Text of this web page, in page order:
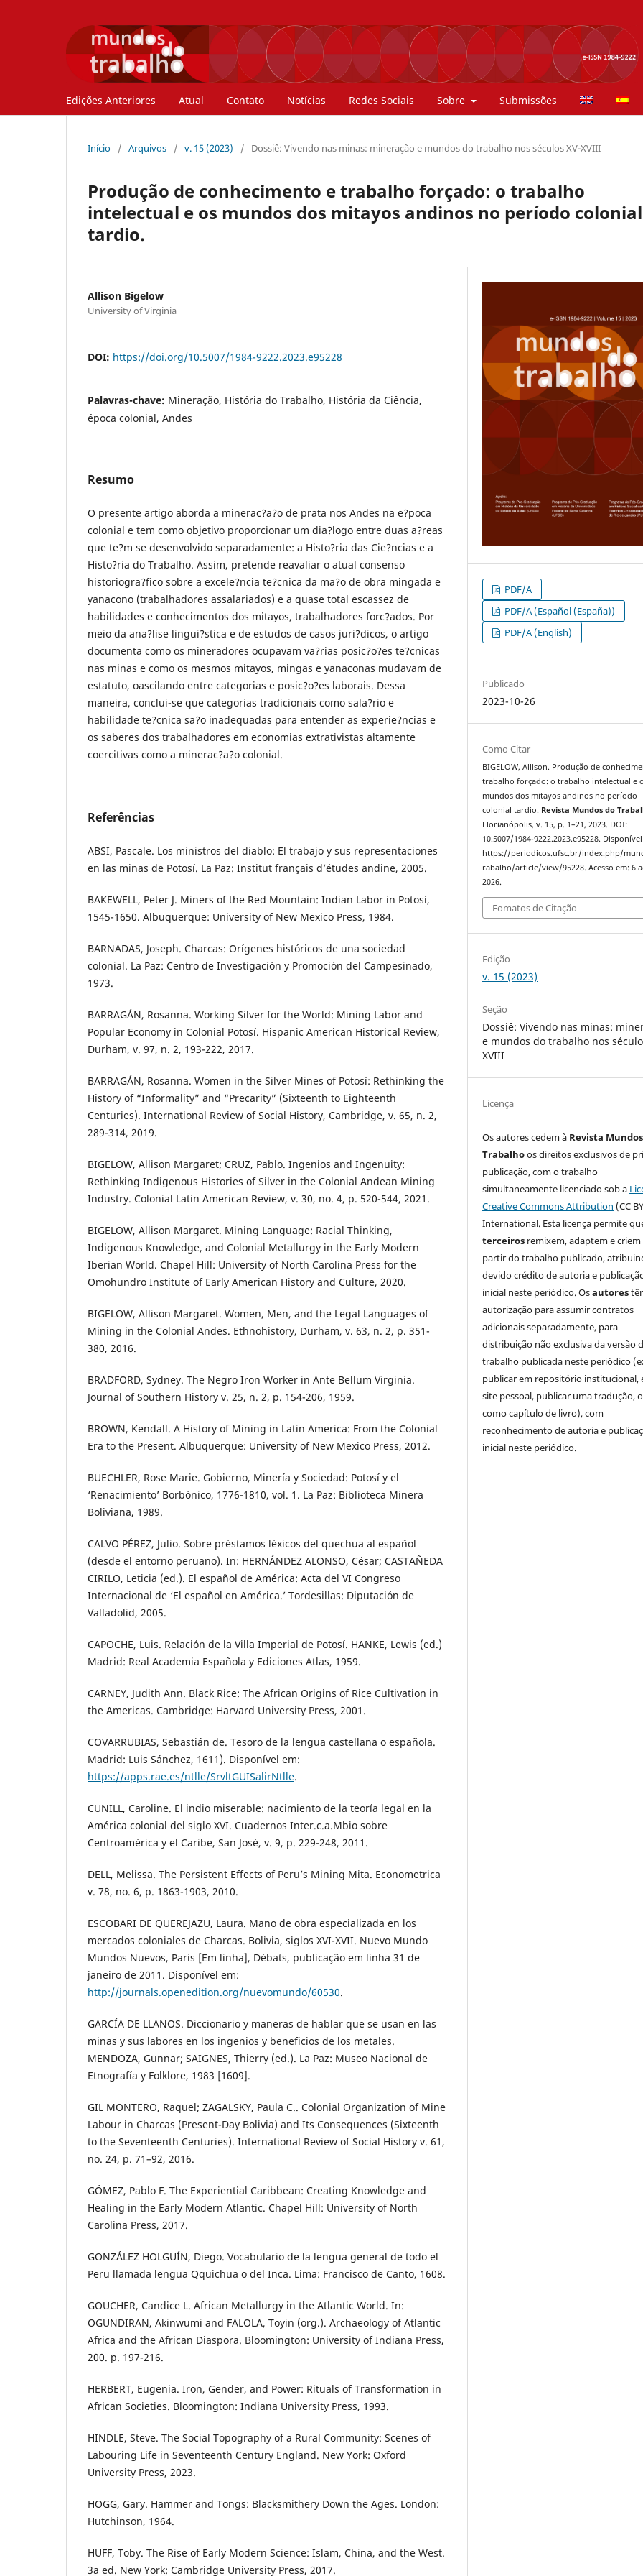
Edições Anteriores Atual Contato Notícias Redes Sociais Sobre Submissões
Início / Arquivos / v. 15 (2023) / Dossiê: Vivendo nas minas: mineração e mundos do trabalho nos séculos XV-XVIII
Produção de conhecimento e trabalho forçado: o trabalho
intelectual e os mundos dos mitayos andinos no período colonial
tardio.
Allison Bigelow
University of Virginia
DOI: https://doi.org/10.5007/1984-9222.2023.e95228
Palavras-chave: Mineração, História do Trabalho, História da Ciência,
época colonial, Andes
Resumo
O presente artigo aborda a minerac?a?o de prata nos Andes na e?poca
colonial e tem como objetivo proporcionar um dia?logo entre duas a?reas
que te?m se desenvolvido separadamente: a Histo?ria das Cie?ncias e a
Histo?ria do Trabalho. Assim, pretende reavaliar o atual consenso
historiogra?fico sobre a excele?ncia te?cnica da ma?o de obra mingada e
yanacono (trabalhadores assalariados) e a quase total escassez de
habilidades e conhecimentos dos mitayos, trabalhadores forc?ados. Por
meio da ana?lise lingui?stica e de estudos de casos juri?dicos, o artigo
documenta como os mineradores ocupavam va?rias posic?o?es te?cnicas
nas minas e como os mesmos mitayos, mingas e yanaconas mudavam de
estatuto, oascilando entre categorias e posic?o?es laborais. Dessa
maneira, conclui-se que categorias tradicionais como sala?rio e
habilidade te?cnica sa?o inadequadas para entender as experie?ncias e
os saberes dos trabalhadores em economias extrativistas altamente
coercitivas como a minerac?a?o colonial.
Referências
ABSI, Pascale. Los ministros del diablo: El trabajo y sus representaciones
en las minas de Potosí. La Paz: Institut français d’études andine, 2005.
BAKEWELL, Peter J. Miners of the Red Mountain: Indian Labor in Potosí,
1545-1650. Albuquerque: University of New Mexico Press, 1984.
BARNADAS, Joseph. Charcas: Orígenes históricos de una sociedad
colonial. La Paz: Centro de Investigación y Promoción del Campesinado,
1973.
BARRAGÁN, Rosanna. Working Silver for the World: Mining Labor and
Popular Economy in Colonial Potosí. Hispanic American Historical Review,
Durham, v. 97, n. 2, 193-222, 2017.
BARRAGÁN, Rosanna. Women in the Silver Mines of Potosí: Rethinking the
History of “Informality” and “Precarity” (Sixteenth to Eighteenth
Centuries). International Review of Social History, Cambridge, v. 65, n. 2,
289-314, 2019.
BIGELOW, Allison Margaret; CRUZ, Pablo. Ingenios and Ingenuity:
Rethinking Indigenous Histories of Silver in the Colonial Andean Mining
Industry. Colonial Latin American Review, v. 30, no. 4, p. 520-544, 2021.
BIGELOW, Allison Margaret. Mining Language: Racial Thinking,
Indigenous Knowledge, and Colonial Metallurgy in the Early Modern
Iberian World. Chapel Hill: University of North Carolina Press for the
Omohundro Institute of Early American History and Culture, 2020.
BIGELOW, Allison Margaret. Women, Men, and the Legal Languages of
Mining in the Colonial Andes. Ethnohistory, Durham, v. 63, n. 2, p. 351-
380, 2016.
BRADFORD, Sydney. The Negro Iron Worker in Ante Bellum Virginia.
Journal of Southern History v. 25, n. 2, p. 154-206, 1959.
BROWN, Kendall. A History of Mining in Latin America: From the Colonial
Era to the Present. Albuquerque: University of New Mexico Press, 2012.
BUECHLER, Rose Marie. Gobierno, Minería y Sociedad: Potosí y el
‘Renacimiento’ Borbónico, 1776-1810, vol. 1. La Paz: Biblioteca Minera
Boliviana, 1989.
CALVO PÉREZ, Julio. Sobre préstamos léxicos del quechua al español
(desde el entorno peruano). In: HERNÁNDEZ ALONSO, César; CASTAÑEDA
CIRILO, Leticia (ed.). El español de América: Acta del VI Congreso
Internacional de ‘El español en América.’ Tordesillas: Diputación de
Valladolid, 2005.
CAPOCHE, Luis. Relación de la Villa Imperial de Potosí. HANKE, Lewis (ed.)
Madrid: Real Academia Española y Ediciones Atlas, 1959.
CARNEY, Judith Ann. Black Rice: The African Origins of Rice Cultivation in
the Americas. Cambridge: Harvard University Press, 2001.
COVARRUBIAS, Sebastián de. Tesoro de la lengua castellana o española.
Madrid: Luis Sánchez, 1611). Disponível em:
https://apps.rae.es/ntlle/SrvltGUISalirNtlle.
CUNILL, Caroline. El indio miserable: nacimiento de la teoría legal en la
América colonial del siglo XVI. Cuadernos Inter.c.a.Mbio sobre
Centroamérica y el Caribe, San José, v. 9, p. 229-248, 2011.
DELL, Melissa. The Persistent Effects of Peru’s Mining Mita. Econometrica
v. 78, no. 6, p. 1863-1903, 2010.
ESCOBARI DE QUEREJAZU, Laura. Mano de obra especializada en los
mercados coloniales de Charcas. Bolivia, siglos XVI-XVII. Nuevo Mundo
Mundos Nuevos, Paris [Em linha], Débats, publicação em linha 31 de
janeiro de 2011. Disponível em:
http://journals.openedition.org/nuevomundo/60530.
GARCÍA DE LLANOS. Diccionario y maneras de hablar que se usan en las
minas y sus labores en los ingenios y beneficios de los metales.
MENDOZA, Gunnar; SAIGNES, Thierry (ed.). La Paz: Museo Nacional de
Etnografía y Folklore, 1983 [1609].
GIL MONTERO, Raquel; ZAGALSKY, Paula C.. Colonial Organization of Mine
Labour in Charcas (Present-Day Bolivia) and Its Consequences (Sixteenth
to the Seventeenth Centuries). International Review of Social History v. 61,
no. 24, p. 71–92, 2016.
GÓMEZ, Pablo F. The Experiential Caribbean: Creating Knowledge and
Healing in the Early Modern Atlantic. Chapel Hill: University of North
Carolina Press, 2017.
GONZÁLEZ HOLGUÍN, Diego. Vocabulario de la lengua general de todo el
Peru llamada lengua Qquichua o del Inca. Lima: Francisco de Canto, 1608.
GOUCHER, Candice L. African Metallurgy in the Atlantic World. In:
OGUNDIRAN, Akinwumi and FALOLA, Toyin (org.). Archaeology of Atlantic
Africa and the African Diaspora. Bloomington: University of Indiana Press,
200. p. 197-216.
HERBERT, Eugenia. Iron, Gender, and Power: Rituals of Transformation in
African Societies. Bloomington: Indiana University Press, 1993.
HINDLE, Steve. The Social Topography of a Rural Community: Scenes of
Labouring Life in Seventeenth Century England. New York: Oxford
University Press, 2023.
HOGG, Gary. Hammer and Tongs: Blacksmithery Down the Ages. London:
Hutchinson, 1964.
HUFF, Toby. The Rise of Early Modern Science: Islam, China, and the West.
3a ed. New York: Cambridge University Press, 2017.
PDF/A
PDF/A (Español (España))
PDF/A (English)
Publicado
2023-10-26
Como Citar
BIGELOW, Allison. Produção de
trabalho forçado: o trabalho intelectual e
mundos dos mitayos andinos no período
colonial tardio. Revista Mundos do
Florianópolis, v. 15, p. 1–21, 2023. DOI:
10.5007/1984-9222.2023.e95228.
https://periodicos.ufsc.br/index.php/
rabalho/article/view/95228. Acesso em: 6
2026.
Fomatos de Citação
Edição
v. 15 (2023)
Seção
Dossiê: Vivendo nas minas:
e mundos do trabalho nos
XVIII
Licença
Os autores cedem à Revista
Trabalhoos direitos exclusivos de
publicação, com o trabalho
simultaneamente licenciado sob a
Creative Commons Attribution (CC
International. Esta licença permite
terceiros remixem, adaptem e criem
partir do trabalho publicado,
devido crédito de autoria e
inicial neste periódico. Osautores
autorização para assumir contratos
adicionais separadamente, para
distribuição não exclusiva da versão
trabalho publicada neste periódico
publicar em repositório institucional,
site pessoal, publicar uma tradução,
como capítulo de livro), com
reconhecimento de autoria e
inicial neste periódico.